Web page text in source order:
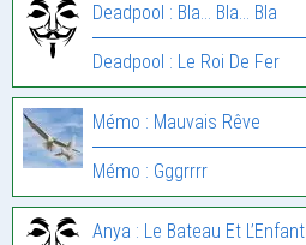
Deadpool : Bla… Bla… Bla
Deadpool : Le Roi De Fer
Mémo : Mauvais Rêve
Mémo : Gggrrrr
Anya : Le Bateau Et L’Enfant